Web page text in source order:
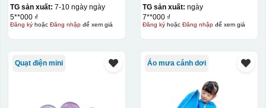
TG sản xuất: 7-10 ngày ngày
5**000 ₫
Đăng kýhoặc Đăng nhậpđể xem giá
TG sản xuất: ngày
7**000 ₫
Đăng kýhoặc Đăng nhậpđể xem giá
Quạt điện mini Áo mưa cánh dơi